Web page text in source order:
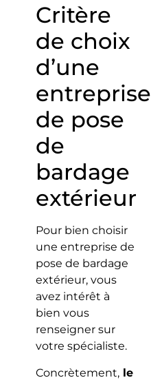
Critère
de choix
d’une
entreprise
de pose
de
bardage
extérieur
Pour bien choisir
une entreprise de
pose de bardage
extérieur, vous
avez intérêt à
bien vous
renseigner sur
votre spécialiste.
Concrètement,le